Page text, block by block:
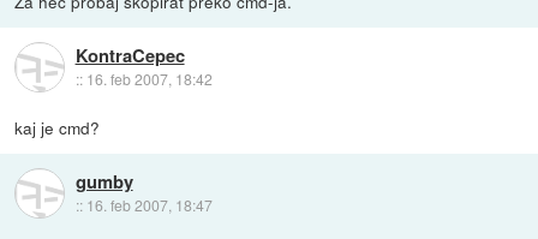
KontraCepec
:: 16. feb 2007, 18:42
kaj je cmd?
gumby
:: 16. feb 2007, 18:47